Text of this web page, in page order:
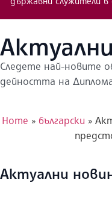
Следете най-новите
дейността на
Home » български »
Актуални